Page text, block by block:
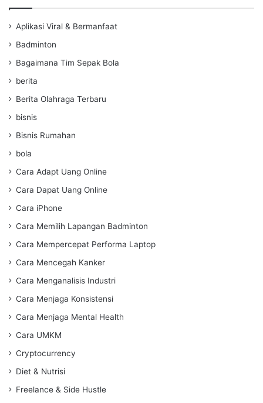
Aplikasi Viral & Bermanfaat
Badminton
Bagaimana Tim Sepak Bola
berita
Berita Olahraga Terbaru
bisnis
Bisnis Rumahan
bola
Cara Adapt Uang Online
Cara Dapat Uang Online
Cara iPhone
Cara Memilih Lapangan Badminton
Cara Mempercepat Performa Laptop
Cara Mencegah Kanker
Cara Menganalisis Industri
Cara Menjaga Konsistensi
Cara Menjaga Mental Health
Cara UMKM
Cryptocurrency
Diet & Nutrisi
Freelance & Side Hustle